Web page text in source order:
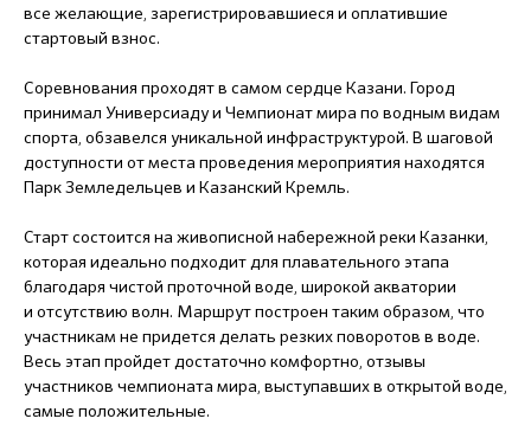
все желающие, зарегистрировавшиеся и оплатившие
стартовый взнос.
Соревнования проходят в самом сердце Казани. Город
принимал Универсиаду и Чемпионат мира по водным видам
спорта, обзавелся уникальной инфраструктурой. В шаговой
доступности от места проведения мероприятия находятся
Парк Земледельцев и Казанский Кремль.
Старт состоится на живописной набережной реки Казанки,
которая идеально подходит для плавательного этапа
благодаря чистой проточной воде, широкой акватории
и отсутствию волн. Маршрут построен таким образом, что
участникам не придется делать резких поворотов в воде.
Весь этап пройдет достаточно комфортно, отзывы
участников чемпионата мира, выступавших в открытой воде,
самые положительные.